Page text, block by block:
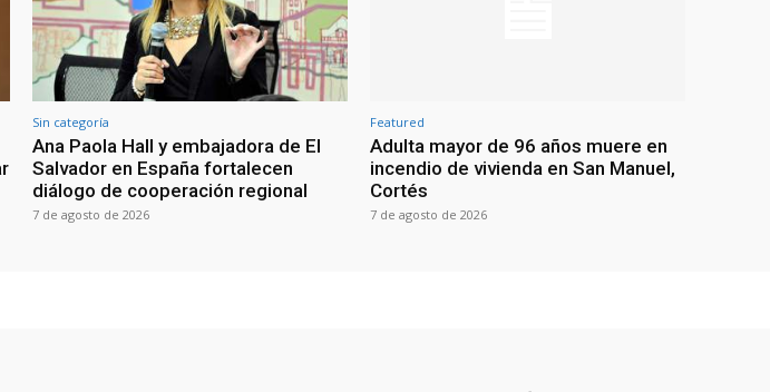
Sin categoría
Ana Paola Hall y embajadora de El
Salvador en España fortalecen
diálogo de cooperación regional
7 de agosto de 2026
Featured
Adulta mayor de 96 años muere en
incendio de vivienda en San Manuel,
Cortés
7 de agosto de 2026